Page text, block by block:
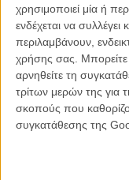
χρησιμοποιεί μία ή
ενδέχεται να
περιλαμβάνουν,
χρήσης σας. Μπορείτε
αρνηθείτε τη
τρίτων μερών της για
σκοπούς που
συγκατάθεσης της
MULTIMEDIA /11 ΣΕΠ